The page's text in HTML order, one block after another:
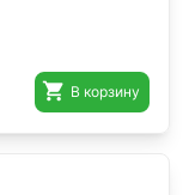
 В корзину